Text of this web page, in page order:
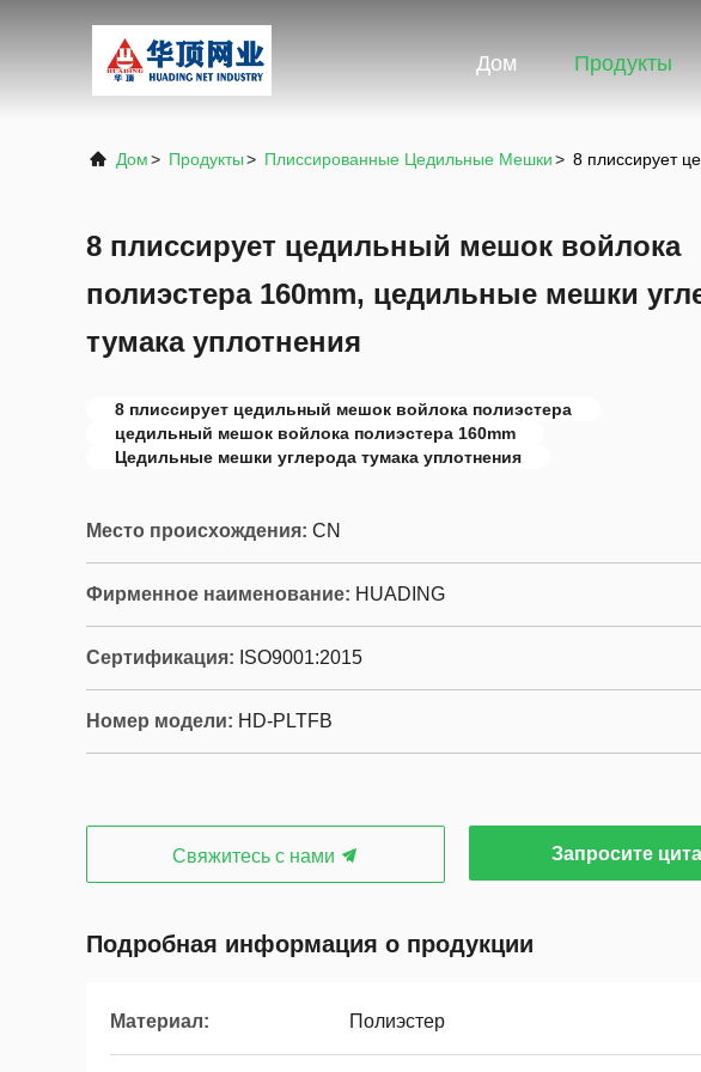
Дом Продукты
Дом> Продукты> Плиссированные Цедильные Мешки> 8 плиссирует
8 плиссирует цедильный мешок войлока
полиэстера 160mm, цедильные мешки
тумака уплотнения
8 плиссирует цедильный мешок войлока полиэстера
цедильный мешок войлока полиэстера 160mm
Цедильные мешки углерода тумака уплотнения
Место происхождения: CN
Фирменное наименование: HUADING
Сертификация: ISO9001:2015
Номер модели: HD-PLTFB
Свяжитесь с нами Запросите
Подробная информация о продукции
Материал: Полиэстер